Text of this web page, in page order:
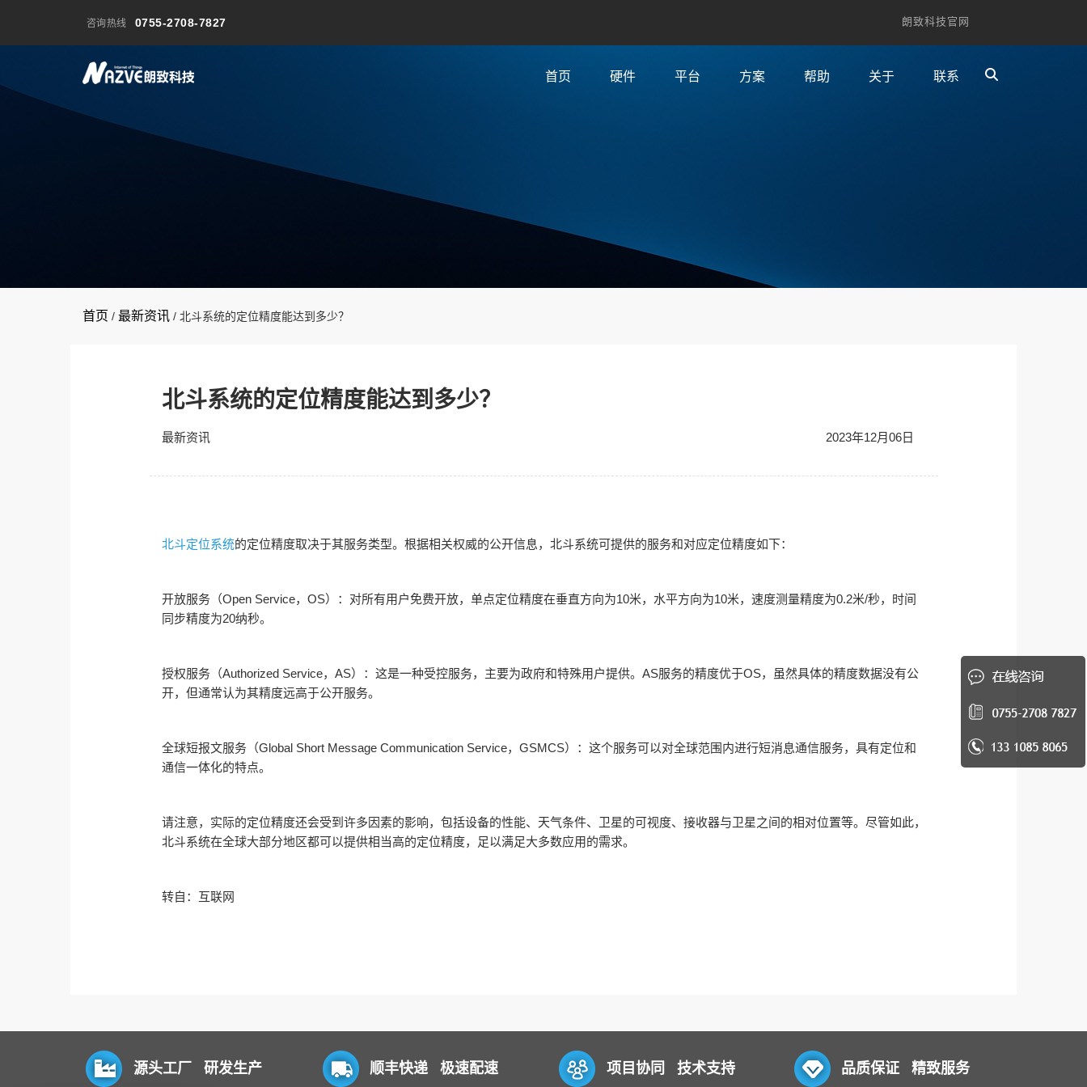
咨询热线 0755-2708-7827 朗致科技官网
首页 硬件 平台 方案 帮助 关于 联系
首页 / 最新资讯 / 北斗系统的定位精度能达到多少？
北斗系统的定位精度能达到多少？
最新资讯 2023年12月06日
北斗定位系统的定位精度取决于其服务类型。根据相关权威的公开信息，北斗系统可提供的服务和对应定位精度如下：
开放服务（Open Service，OS）：对所有用户免费开放，单点定位精度在垂直方向为10米，水平方向为10米，速度测量精度为0.2米/秒，时间
同步精度为20纳秒。
授权服务（Authorized Service，AS）：这是一种受控服务，主要为政府和特殊用户提供。AS服务的精度优于OS，虽然具体的精度数据没有公
开，但通常认为其精度远高于公开服务。
全球短报文服务（Global Short Message Communication Service，GSMCS）：这个服务可以对全球范围内进行短消息通信服务，具有定位和
通信一体化的特点。
请注意，实际的定位精度还会受到许多因素的影响，包括设备的性能、天气条件、卫星的可视度、接收器与卫星之间的相对位置等。尽管如此，
北斗系统在全球大部分地区都可以提供相当高的定位精度，足以满足大多数应用的需求。
转自：互联网
源头工厂 研发生产 顺丰快递 极速配速 项目协同 技术支持 品质保证 精致服务